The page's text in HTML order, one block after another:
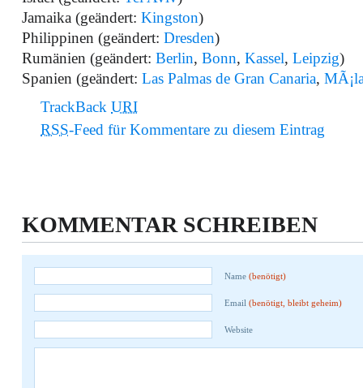
Jamaika (geändert: Kingston)
Philippinen (geändert: Dresden)
Rumänien (geändert: Berlin, Bonn, Kassel, Leipzig)
Spanien (geändert: Las Palmas de Gran Canaria,
TrackBack URI
RSS-Feed für Kommentare zu diesem Eintrag
KOMMENTAR SCHREIBEN
Name (benötigt)
Email (benötigt, bleibt geheim)
Website